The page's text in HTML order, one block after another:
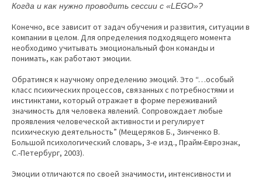
Когда и как нужно проводить сессии с «LEGO»?
Конечно, все зависит от задач обучения и развития, ситуации в
компании в целом. Для определения подходящего момента
необходимо учитывать эмоциональный фон команды и
понимать, как работают эмоции.
Обратимся к научному определению эмоций. Это “…особый
класс психических процессов, связанных с потребностями и
инстинктами, который отражает в форме переживаний
значимость для человека явлений. Сопровождает любые
проявления человеческой активности и регулирует
психическую деятельность” (Мещеряков Б., Зинченко В.
Большой психологический словарь, 3-е изд., Прайм-Еврознак,
С.-Петербург, 2003).
Эмоции отличаются по своей значимости, интенсивности и